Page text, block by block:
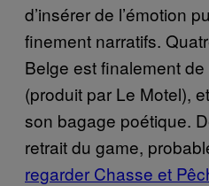
d’insérer de l’émotion
finement narratifs.
Belge est finalement
(produit par Le Motel),
son bagage poétique.
retrait du game,
regarder Chasse et